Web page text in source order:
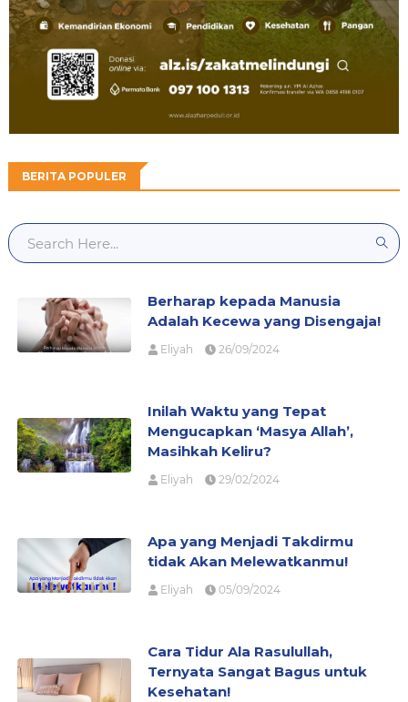
BERITA POPULER
Berharap kepada Manusia
Adalah Kecewa yang Disengaja!
Eliyah 26/09/2024
Inilah Waktu yang Tepat
Mengucapkan ‘Masya Allah’,
Masihkah Keliru?
Eliyah 29/02/2024
Apa yang Menjadi Takdirmu
tidak Akan Melewatkanmu!
Eliyah 05/09/2024
Cara Tidur Ala Rasulullah,
Ternyata Sangat Bagus untuk
Kesehatan!